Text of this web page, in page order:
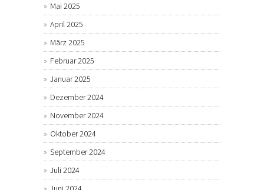
Mai 2025
April 2025
März 2025
Februar 2025
Januar 2025
Dezember 2024
November 2024
Oktober 2024
September 2024
Juli 2024